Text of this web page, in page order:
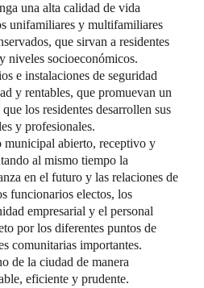
una alta calidad de vida
unifamiliares y multifamiliares
que sirvan a residentes
niveles socioeconómicos.
e instalaciones de seguridad
y rentables, que promuevan un
los residentes desarrollen sus
y profesionales.
municipal abierto, receptivo y
al mismo tiempo la
en el futuro y las relaciones de
funcionarios electos, los
empresarial y el personal
por los diferentes puntos de
comunitarias importantes.
de la ciudad de manera
eficiente y prudente.